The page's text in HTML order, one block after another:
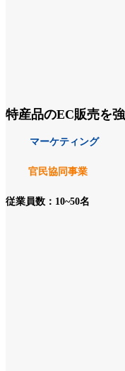
特産品のEC販売を
マーケティング
官民協同事業
従業員数：10~50名